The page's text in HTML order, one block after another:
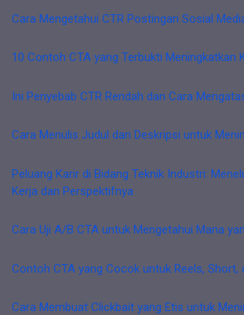
Cara Mengetahui CTR Postingan Sosial
10 Contoh CTA yang Terbukti Meningkatkan
Ini Penyebab CTR Rendah dan Cara
Cara Menulis Judul dan Deskripsi untuk
Peluang Karir di Bidang Teknik Industri:
Kerja dan Perspektifnya
Cara Uji A/B CTA untuk Mengetahui Mana
Contoh CTA yang Cocok untuk Reels, Short,
Cara Membuat Clickbait yang Etis untuk